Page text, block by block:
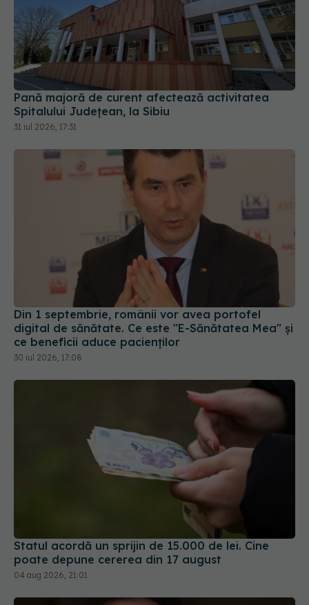
Pană majoră de curent afectează activitatea
Spitalului Județean, la Sibiu
31 iul 2026, 17:31
Din 1 septembrie, românii vor avea portofel
digital de sănătate. Ce este "E-Sănătatea Mea" și
ce beneficii aduce pacienților
30 iul 2026, 17:08
Statul acordă un sprijin de 15.000 de lei. Cine
poate depune cererea din 17 august
04 aug 2026, 21:01